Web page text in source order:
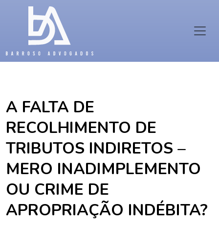
A FALTA DE
RECOLHIMENTO DE
TRIBUTOS INDIRETOS –
MERO INADIMPLEMENTO
OU CRIME DE
APROPRIAÇÃO INDÉBITA?